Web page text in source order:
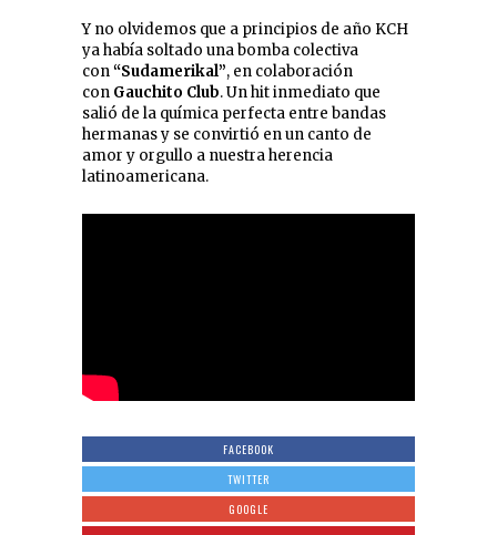
Y no olvidemos que a principios de año KCH
ya había soltado una bomba colectiva
con“Sudamerikal”, en colaboración
con Gauchito Club. Un hit inmediato que
salió de la química perfecta entre bandas
hermanas y se convirtió en un canto de
amor y orgullo a nuestra herencia
latinoamericana.
FACEBOOK
TWITTER
GOOGLE